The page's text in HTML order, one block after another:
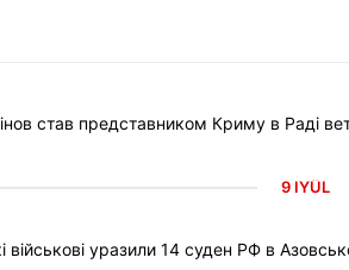
став представником Криму в Раді
9 IYÜL
військові уразили 14 суден РФ в